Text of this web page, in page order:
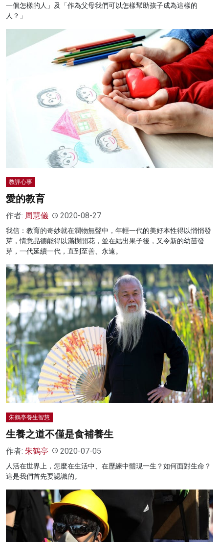
一個怎樣的人」及「作為父母我們可以怎樣幫助孩子成為這樣的
人？」
教評心事
愛的教育
作者: 周慧儀 2020-08-27
我信：教育的奇妙就在潤物無聲中，年輕一代的美好本性得以悄悄發
芽，情意品德能得以滿樹開花，並在結出果子後，又令新的幼苗發
芽，一代延續一代，直到至善、永遠。
朱鶴亭養生智慧
生養之道不僅是食補養生
作者: 朱鶴亭 2020-07-05
人活在世界上，怎麼在生活中、在歷練中體現一生？如何面對生命？
這是我們首先要認識的。